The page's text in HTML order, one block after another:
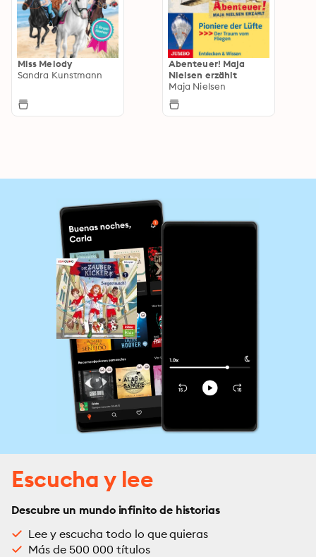
Miss Melody
Sandra Kunstmann
Abenteuer! Maja
Nielsen erzählt
Maja Nielsen
Escucha y lee
Descubre un mundo infinito de historias
Lee y escucha todo lo que quieras
Más de 500 000 títulos